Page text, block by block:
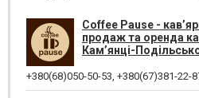
Coffee Pause -
продаж та оренда
Кам’янці-
+380(68)050-50-53, +380(67)381-22-